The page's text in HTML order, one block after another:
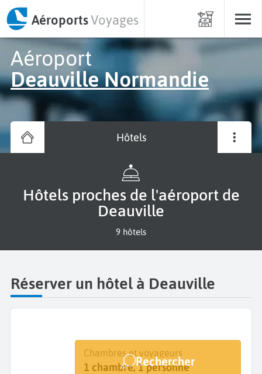
AéroportsVoyages
Aéroport
Deauville Normandie
Hôtels
Hôtels proches de l'aéroport de
Deauville
9 hôtels
Réserver un hôtel à Deauville
Destination
Deauville Normandie
Dates
Dates de votre séjour
Chambres et voyageurs
1 chambre, 1 personne
Rechercher